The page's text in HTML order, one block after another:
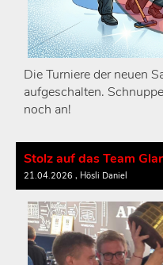
Die Turniere der neuen
aufgeschalten.
noch an!
21.04.2026 , Hösli Daniel